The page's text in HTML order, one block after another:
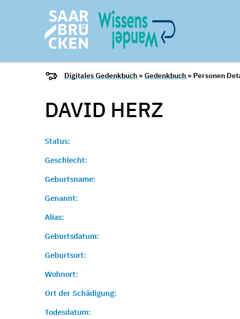
Digitales Gedenkbuch »Gedenkbuch » Personen
DAVID HERZ
Status:
Geschlecht:
Geburtsname:
Genannt:
Alias:
Geburtsdatum:
Geburtsort:
Wohnort:
Ort der Schädigung:
Todesdatum: